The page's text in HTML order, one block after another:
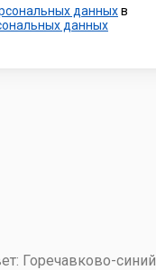
данныхв
данных
Горечавково-синий